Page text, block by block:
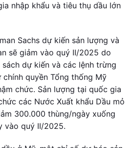
nhập khẩu và tiêu thụ dầu lớn
Sachs dự kiến sản lượng và
sẽ giảm vào quý II/2025 do
dự kiến và các lệnh trừng
quyền Tổng thống Mỹ
chức. Sản lượng tại quốc gia
các Nước Xuất khẩu Dầu mỏ
300.000 thùng/ngày xuống
vào quý II/2025.